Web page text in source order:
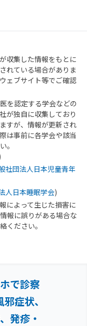
収集した情報をもとに
れている場合がありま
ェブサイト等でご確認
を認定する学会などの
が独自に収集しており
すが、情報が更新され
は事前に各学会や該当
。
社団法人日本児童青年
人日本睡眠学会)
によって生じた損害に
報に誤りがある場合な
ください。
で診察
症状、
発疹・